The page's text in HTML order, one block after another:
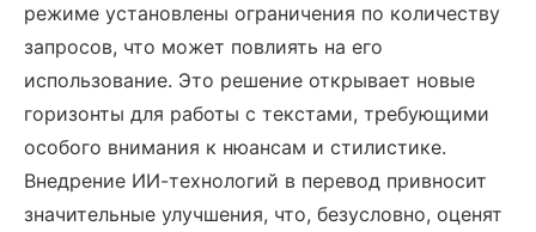
режиме установлены ограничения по количеству
запросов, что может повлиять на его
использование. Это решение открывает новые
горизонты для работы с текстами, требующими
особого внимания к нюансам и стилистике.
Внедрение ИИ-технологий в перевод привносит
значительные улучшения, что, безусловно, оценят